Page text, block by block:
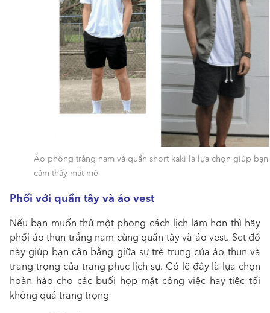
Áo phông trắng nam và quần short kaki là lựa chọn giúp bạn
cảm thấy mát mẻ
Phối với quần tây và áo vest
Nếu bạn muốn thử một phong cách lịch lãm hơn thì hãy
phối áo thun trắng nam cùng quần tây và áo vest. Set đồ
này giúp bạn cân bằng giữa sự trẻ trung của áo thun và
trang trọng của trang phục lịch sự. Có lẽ đây là lựa chọn
hoàn hảo cho các buổi họp mặt công việc hay tiệc tối
không quá trang trọng